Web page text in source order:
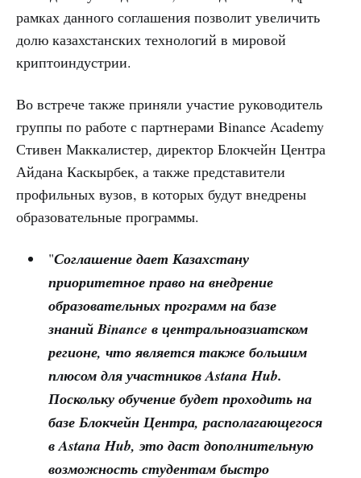
рамках данного соглашения позволит увеличить
долю казахстанских технологий в мировой
криптоиндустрии.
Во встрече также приняли участие руководитель
группы по работе с партнерами Binance Academy
Стивен Маккалистер, директор Блокчейн Центра
Айдана Каскырбек, а также представители
профильных вузов, в которых будут внедрены
образовательные программы.
"Соглашение дает Казахстану
приоритетное право на внедрение
образовательных программ на базе
знаний Binance в центральноазиатском
регионе, что является также большим
плюсом для участников Astana Hub.
Поскольку обучение будет проходить на
базе Блокчейн Центра, располагающегося
в Astana Hub, это даст дополнительную
возможность студентам быстро